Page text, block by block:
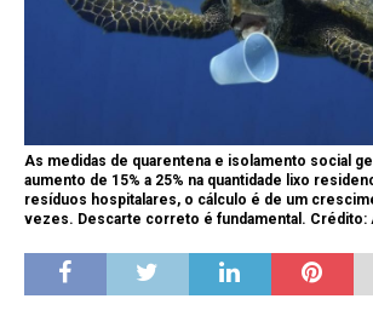
As medidas de quarentena e isolamento social
aumento de 15% a 25% na quantidade lixo
resíduos hospitalares, o cálculo é de um
vezes. Descarte correto é fundamental. Crédito: